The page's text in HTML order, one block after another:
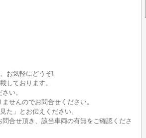
お気軽にどうぞ!
しております。
い。
せんのでお問合せください。
た」とお伝えください。
合せ頂き、該当車両の有無をご確認くださ